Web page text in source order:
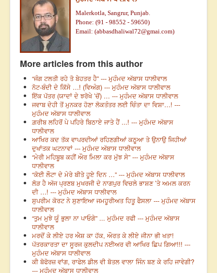
Malerkotla, Sangrur, Punjab.
Phone: (91 - 98552 - 59650)
Email: (abbasdhaliwal72@gmai.com)
More articles from this author
“ਜੰਗ ਟਲਤੀ ਰਹੇ ਤੋ ਬੇਹਤਰ ਹੈ” --- ਮੁਹੰਮਦ ਅੱਬਾਸ ਧਾਲੀਵਾਲ
ਨੋਟ-ਬੰਦੀ ਦੇ ਕਿੱਸੇ …! (ਵਿਅੰਗ) --- ਮੁਹੰਮਦ ਅੱਬਾਸ ਧਾਲੀਵਾਲ
ਇੱਕ ਪੱਤਰ (ਯਾਦਾਂ ਦੇ ਝਰੋਖੇ ’ਚੋਂ) … --- ਮੁਹੰਮਦ ਅੱਬਾਸ ਧਾਲੀਵਾਲ
ਜਵਾਬ ਦੇਹੀ ਤੋਂ ਮੁਨਕਰ ਹੋਣਾ ਲੋਕਤੰਤਰ ਲਈ ਚਿੰਤਾ ਦਾ ਵਿਸ਼ਾ…! ---
ਮੁਹੰਮਦ ਅੱਬਾਸ ਧਾਲੀਵਾਲ
ਗ਼ਰੀਬ ਲਹਿਰੋਂ ਪੇ ਪਹਿਰੇ ਬਿਠਾਏ ਜਾਤੇ ਹੈਂ ...! --- ਮੁਹੰਮਦ ਅੱਬਾਸ
ਧਾਲੀਵਾਲ
ਆਖਿਰ ਕਦ ਤੱਕ ਵਾਪਰਦੀਆਂ ਰਹਿਣਗੀਆਂ ਕਠੂਆ ਤੇ ਉਨਾਉ ਜਿਹੀਆਂ
ਦੁਖਾਂਤਕ ਘਟਨਾਵਾਂ --- ਮੁਹੰਮਦ ਅੱਬਾਸ ਧਾਲੀਵਾਲ
“ਮੇਰੀ ਮਹਿਬੂਬ ਕਹੀਂ ਔਰ ਮਿਲਾ ਕਰ ਮੁੱਝ ਸੇ” --- ਮੁਹੰਮਦ ਅੱਬਾਸ
ਧਾਲੀਵਾਲ
“ਕੋਈ ਲੌਟਾ ਦੇ ਮੇਰੇ ਬੀਤੇ ਹੂਏ ਦਿਨ …” --- ਮੁਹੰਮਦ ਅੱਬਾਸ ਧਾਲੀਵਾਲ
ਲੋੜ ਹੈ ਅੱਜ ਪ੍ਰਣਬ ਮੁਖਰਜੀ ਦੇ ਨਾਗਪੁਰ ਵਿਚਲੇ ਭਾਸ਼ਣ ’ਤੇ ਅਮਲ ਕਰਨ
ਦੀ …! --- ਮੁਹੰਮਦ ਅੱਬਾਸ ਧਾਲੀਵਾਲ
ਸੁਪਰੀਮ ਕੋਰਟ ਨੇ ਸੁਣਾਇਆ ਜਮਹੂਰੀਅਤ ਹਿਤੂ ਫੈਸਲਾ --- ਮੁਹੰਮਦ ਅੱਬਾਸ
ਧਾਲੀਵਾਲ
“ਤੁਮ ਮੁਝੇ ਯੂੰ ਭੁਲਾ ਨਾ ਪਾਓਗੇ” ... ਮੁਹੰਮਦ ਰਫੀ --- ਮੁਹੰਮਦ ਅੱਬਾਸ
ਧਾਲੀਵਾਲ
ਮਰਦੋਂ ਕੇ ਲੀਏ ਹਰ ਐਸ਼ ਕਾ ਹੱਕ, ਔਰਤ ਕੇ ਲੀਏ ਜੀਨਾ ਭੀ ਖਤਾ!
ਪੱਤਰਕਾਰਤਾ ਦਾ ਸੂਰਜ ਕੁਲਦੀਪ ਨਈਅਰ ਵੀ ਆਖਿਰ ਛਿਪ ਗਿਆ!!! ---
ਮੁਹੰਮਦ ਅੱਬਾਸ ਧਾਲੀਵਾਲ
ਕੀ ਬੋਫੋਰਜ਼ ਵਾਂਗ, ਰਾਫੇਲ ਡੀਲ ਵੀ ਬੋਤਲ ਵਾਲਾ ਜਿੰਨ ਬਣ ਕੇ ਰਹਿ ਜਾਵੇਗੀ?
--- ਮੁਹੰਮਦ ਅੱਬਾਸ ਧਾਲੀਵਾਲ